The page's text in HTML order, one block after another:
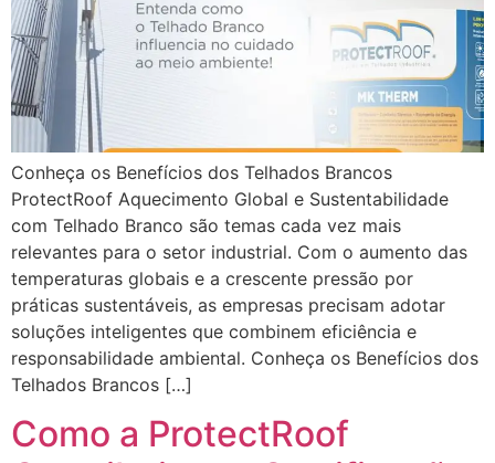
Conheça os Benefícios dos Telhados Brancos
ProtectRoof Aquecimento Global e Sustentabilidade
com Telhado Branco são temas cada vez mais
relevantes para o setor industrial. Com o aumento das
temperaturas globais e a crescente pressão por
práticas sustentáveis, as empresas precisam adotar
soluções inteligentes que combinem eficiência e
responsabilidade ambiental. Conheça os Benefícios dos
Telhados Brancos […]
Como a ProtectRoof